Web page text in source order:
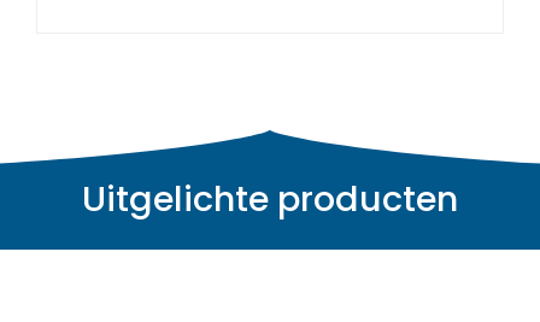
Uitgelichte producten